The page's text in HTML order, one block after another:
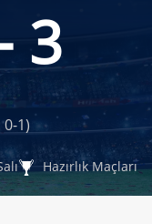
3
0-1)
Hazırlık Maçları